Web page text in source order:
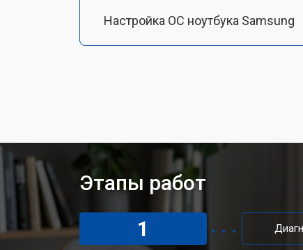
Настройка ОС ноутбука Samsung
Ремонт вебкамеры
Установка драйверов Windows
Этапы работ
1